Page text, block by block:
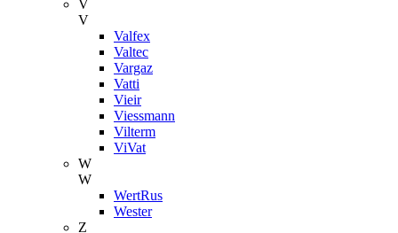
V
V
Valfex
Valtec
Vargaz
Vatti
Vieir
Viessmann
Vilterm
ViVat
W
W
WertRus
Wester
Z